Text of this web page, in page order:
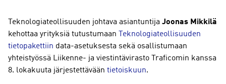
Teknologiateollisuuden johtava asiantuntija Joonas Mikkilä
kehottaa yrityksiä tutustumaan Teknologiateollisuuden
tietopakettiin data-asetuksesta sekä osallistumaan
yhteistyössä Liikenne- ja viestintävirasto Traficomin kanssa
8. lokakuuta järjestettävään tietoiskuun.